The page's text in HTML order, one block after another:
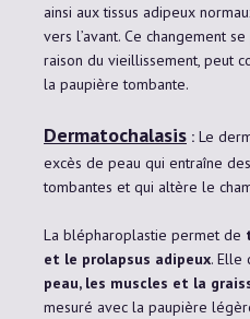
ainsi aux tissus adipeux
vers l’avant. Ce changement
raison du vieillissement, peut
la paupière tombante.
Dermatochalasis : Le
excès de peau qui entraîne
tombantes et qui altère le
La blépharoplastie permet de
et le prolapsus adipeux. Elle
peau, les muscles et la
mesuré avec la paupière